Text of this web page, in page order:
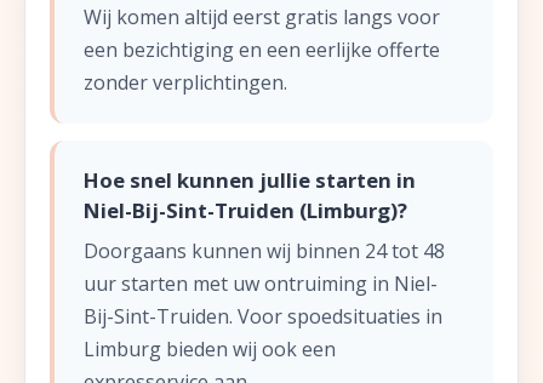
Wij komen altijd eerst gratis langs voor
een bezichtiging en een eerlijke offerte
zonder verplichtingen.
Hoe snel kunnen jullie starten in
Niel-Bij-Sint-Truiden (Limburg)?
Doorgaans kunnen wij binnen 24 tot 48
uur starten met uw ontruiming in Niel-
Bij-Sint-Truiden. Voor spoedsituaties in
Limburg bieden wij ook een